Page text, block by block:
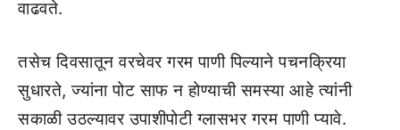
वाढवते.
तसेच दिवसातून वरचेवर गरम पाणी पिल्याने पचनक्रिया
सुधारते, ज्यांना पोट साफ न होण्याची समस्या आहे त्यांनी
सकाळी उठल्यावर उपाशीपोटी ग्लासभर गरम पाणी प्यावे.